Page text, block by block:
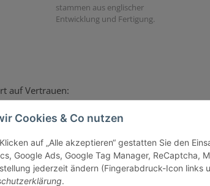
Cookies & Co nutzen
auf „Alle akzeptieren“ gestatten Sie den
Google Ads, Google Tag Manager, ReCaptcha,
jederzeit ändern (Fingerabdruck-Icon links
.
stammen aus englischer
Entwicklung und Fertigung.
auf Vertrauen: